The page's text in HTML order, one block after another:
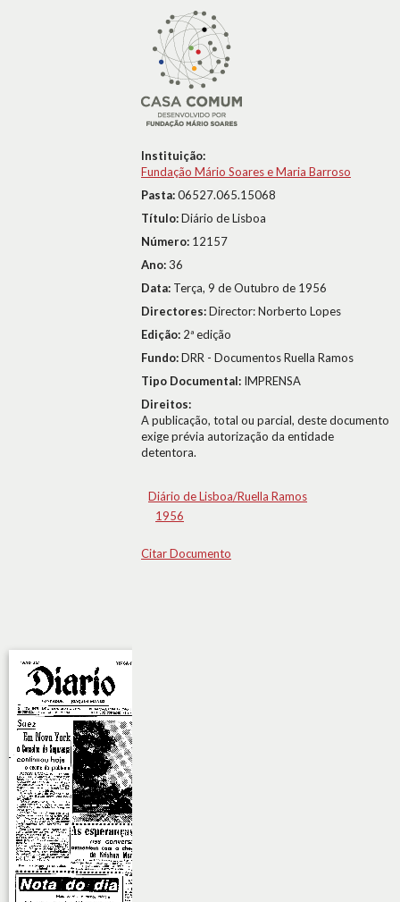
Instituição:
Fundação Mário Soares e Maria Barroso
Pasta:06527.065.15068
Título:Diário de Lisboa
Número: 12157
Ano:36
Data: Terça, 9 de Outubro de 1956
Directores:Director: Norberto Lopes
Edição: 2ª edição
Fundo:DRR - Documentos Ruella Ramos
Tipo Documental: IMPRENSA
Direitos:
A publicação, total ou parcial, deste documento
exige prévia autorização da entidade
detentora.
Diário de Lisboa/Ruella Ramos
1956
Citar Documento